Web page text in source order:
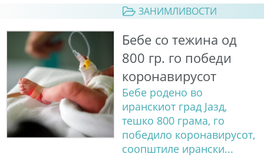
ЗАНИМЛИВОСТИ
Бебе со тежина од
800 гр. го победи
коронавирусот
Бебе родено во
иранскиот град Јазд,
тешко 800 грама, го
победило коронавирусот,
соопштиле ирански...